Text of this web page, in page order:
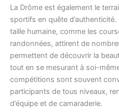
La Drôme est également le
sportifs en quête d’authenticité.
taille humaine, comme les
randonnées, attirent de
permettent de découvrir la
tout en se mesurant à soi-
compétitions sont souvent
participants de tous niveaux,
d’équipe et de camaraderie.